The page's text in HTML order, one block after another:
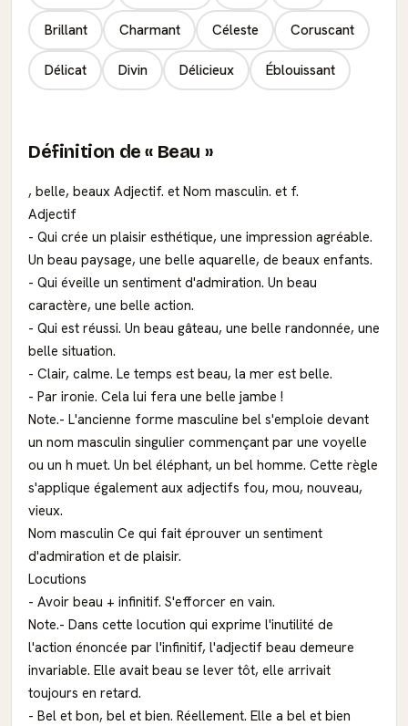
Brillant Charmant Céleste Coruscant
Délicat Divin Délicieux Éblouissant
Définition de « Beau »
, belle, beaux Adjectif. et Nom masculin. et f.
Adjectif
- Qui crée un plaisir esthétique, une impression agréable.
Un beau paysage, une belle aquarelle, de beaux enfants.
- Qui éveille un sentiment d'admiration. Un beau
caractère, une belle action.
- Qui est réussi. Un beau gâteau, une belle randonnée, une
belle situation.
- Clair, calme. Le temps est beau, la mer est belle.
- Par ironie. Cela lui fera une belle jambe !
Note.- L'ancienne forme masculine bel s'emploie devant
un nom masculin singulier commençant par une voyelle
ou un h muet. Un bel éléphant, un bel homme. Cette règle
s'applique également aux adjectifs fou, mou, nouveau,
vieux.
Nom masculin Ce qui fait éprouver un sentiment
d'admiration et de plaisir.
Locutions
- Avoir beau + infinitif. S'efforcer en vain.
Note.- Dans cette locution qui exprime l'inutilité de
l'action énoncée par l'infinitif, l'adjectif beau demeure
invariable. Elle avait beau se lever tôt, elle arrivait
toujours en retard.
- Bel et bon, bel et bien. Réellement. Elle a bel et bien